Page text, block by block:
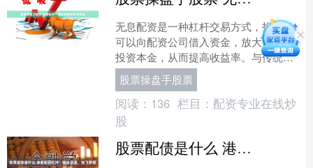
无息配资是一种杠杆交易方式，投资者
可以向配资公司借入资金，放大自己的
投资本金，从而提高收益率。与传统融
资方式不同，无息配资无需支付利息，
仅需支付一定比例的手续费....
股票操盘手股票
阅读： 136 栏目： 配资专业在线炒
股
股票配债是什么 港股配资杠杆：撬动财富，放飞梦想